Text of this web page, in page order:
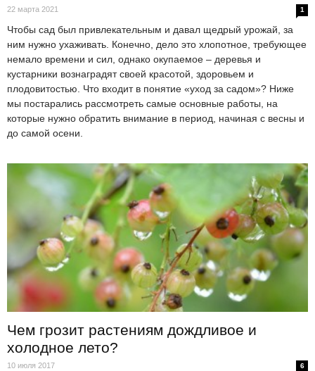
22 марта 2021 1
Чтобы сад был привлекательным и давал щедрый урожай, за
ним нужно ухаживать. Конечно, дело это хлопотное, требующее
немало времени и сил, однако окупаемое – деревья и
кустарники вознаградят своей красотой, здоровьем и
плодовитостью. Что входит в понятие «уход за садом»? Ниже
мы постарались рассмотреть самые основные работы, на
которые нужно обратить внимание в период, начиная с весны и
до самой осени.
Чем грозит растениям дождливое и
холодное лето?
10 июля 2017 6